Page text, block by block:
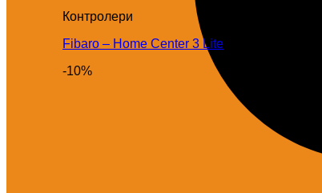
Контролери
Fibaro – Home Center 3 Lite
-10%